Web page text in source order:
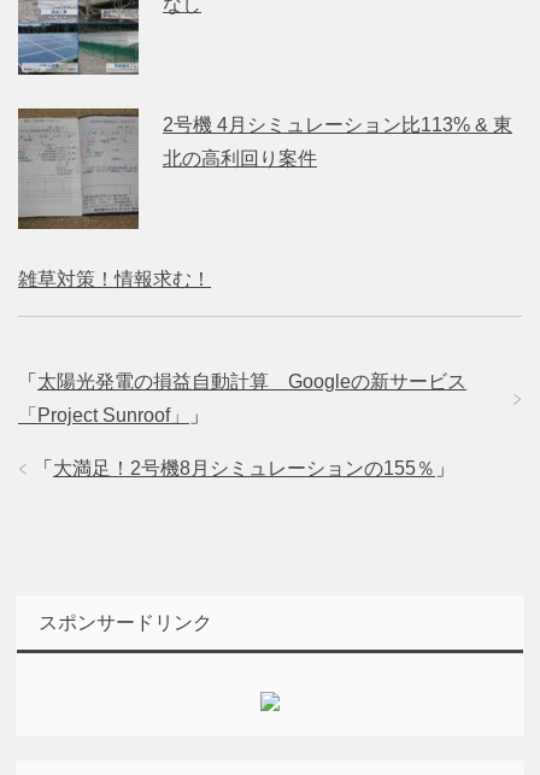
なし
2号機 4月シミュレーション比113% & 東
北の高利回り案件
雑草対策！情報求む！
「 太陽光発電の損益自動計算 Googleの新サービス
「Project Sunroof」
」
「 大満足！2号機8月シミュレーションの155％ 」
スポンサードリンク